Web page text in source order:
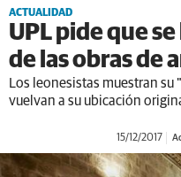
ACTUALIDAD
UPL pide que
de las obras de
Los leonesistas muestran
vuelvan a su ubicación
15/12/2017